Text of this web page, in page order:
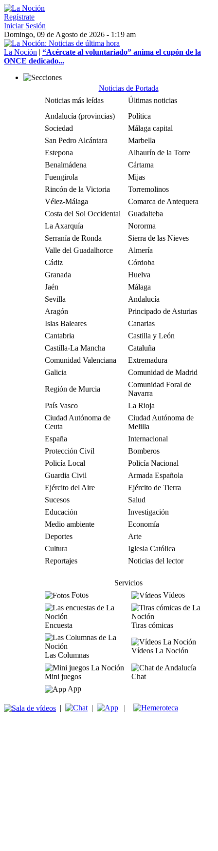
Regístrate
Iniciar Sesión
Domingo, 09 de Agosto de 2026 - 1:19 am
La Noción | “Acércate al voluntariado” anima el cupón de la
ONCE dedicado...
Noticias de Portada
Noticias más leídas
Últimas noticias
Andalucía (provincias)
Política
Sociedad
Málaga capital
San Pedro Alcántara
Marbella
Estepona
Alhaurín de la Torre
Benalmádena
Cártama
Fuengirola
Mijas
Rincón de la Victoria
Torremolinos
Vélez-Málaga
Comarca de Antequera
Costa del Sol Occidental
Guadalteba
La Axarquía
Nororma
Serranía de Ronda
Sierra de las Nieves
Valle del Guadalhorce
Almería
Cádiz
Córdoba
Granada
Huelva
Jaén
Málaga
Sevilla
Andalucía
Aragón
Principado de Asturias
Islas Baleares
Canarias
Cantabria
Castilla y León
Castilla-La Mancha
Cataluña
Comunidad Valenciana
Extremadura
Galicia
Comunidad de Madrid
Región de Murcia
Comunidad Foral de
Navarra
País Vasco
La Rioja
Ciudad Autónoma de
Ceuta
Ciudad Autónoma de
Melilla
España
Internacional
Protección Civil
Bomberos
Policía Local
Policía Nacional
Guardia Civil
Armada Española
Ejército del Aire
Ejército de Tierra
Sucesos
Salud
Educación
Investigación
Medio ambiente
Economía
Deportes
Arte
Cultura
Iglesia Católica
Reportajes
Noticias del lector
Servicios
Fotos
Vídeos
Encuesta Tiras cómicas
Las Columnas
Vídeos La Noción
Mini juegos
Chat
App
| | |